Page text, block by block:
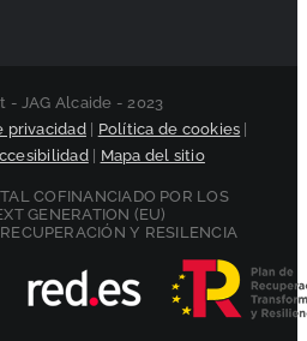
- JAG Alcaide - 2023
privacidad| Política de cookies
| Mapa del sitio
COFINANCIADO POR LOS
GENERATION (EU)
Y RESILENCIA